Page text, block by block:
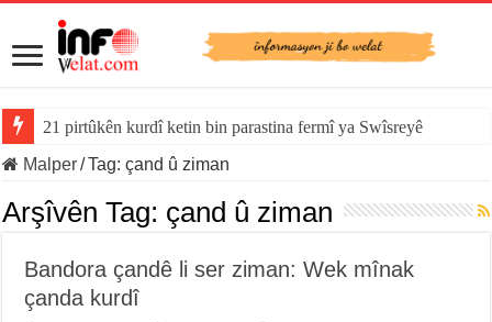
21 pirtûkên kurdî ketin bin parastina fermî ya Swîsreyê
Malper/Tag:çand û ziman
Arşîvên Tag: çand û ziman
Bandora çandê li ser ziman: Wek mînak
çanda kurdî